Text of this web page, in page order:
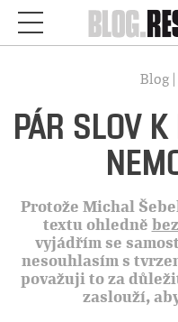
Blog |
PÁR SLOV
Protože Michal
textu ohledně
vyjádřím se
nesouhlasím s
považuji to za
zaslouží,